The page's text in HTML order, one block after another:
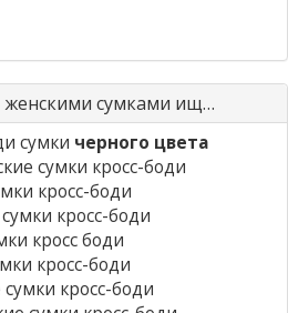
сумками ищут
сумки черного цвета
сумки кросс-боди
кросс-боди
кросс-боди
кросс боди
кросс-боди
кросс-боди